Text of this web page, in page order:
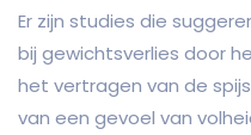
Er zijn studies die
bij gewichtsverlies door
het vertragen van de
van een gevoel van